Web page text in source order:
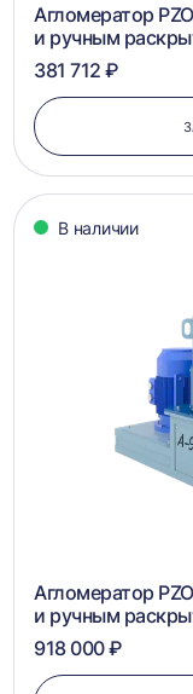
Агломератор
и ручным
381 712 ₽
В наличии
Агломератор
и ручным
918 000 ₽